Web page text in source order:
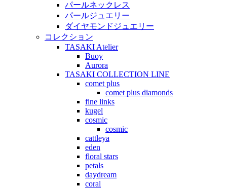
パールネックレス
パールジュエリー
ダイヤモンドジュエリー
コレクション
TASAKI Atelier
Buoy
Aurora
TASAKI COLLECTION LINE
comet plus
comet plus diamonds
fine links
kugel
cosmic
cosmic
cattleya
eden
floral stars
petals
daydream
coral